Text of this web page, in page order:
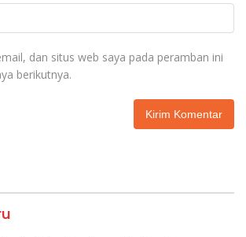
dan situs web saya pada peramban ini
berikutnya.